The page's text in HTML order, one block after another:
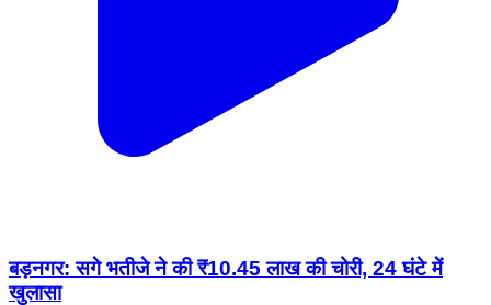
बड़नगर: सगे भतीजे ने की ₹10.45 लाख की चोरी, 24 घंटे में
खुलासा